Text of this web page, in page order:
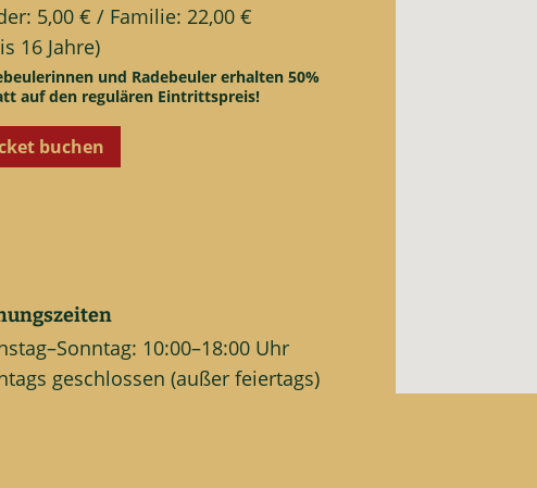
5,00 € / Familie: 22,00 €
16 Jahre)
und Radebeuler erhalten 50%
auf den regulären Eintrittspreis!
buchen
10:00–18:00 Uhr
geschlossen (außer feiertags)